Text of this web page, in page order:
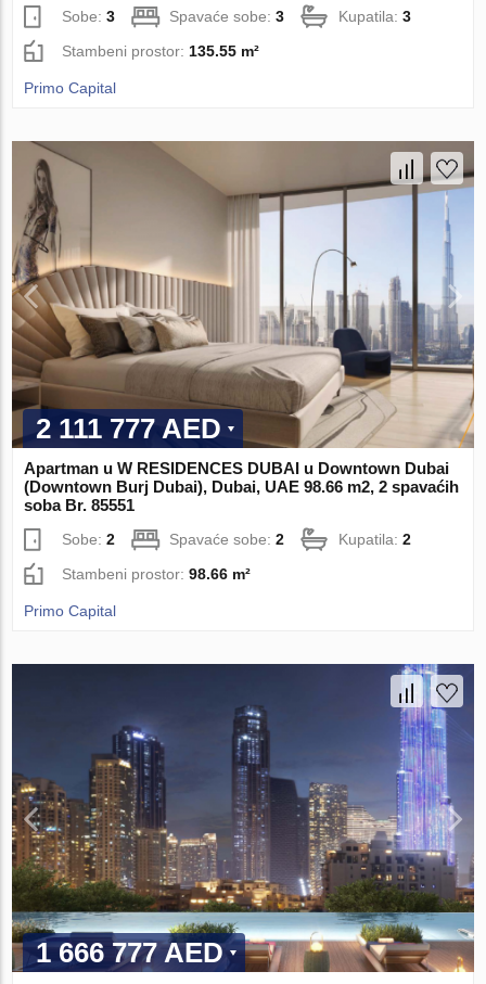
Sobe:3 Spavaće sobe:3 Kupatila:3
Stambeni prostor: 135.55 m²
Primo Capital
2 111 777 AED
Apartman u W RESIDENCES DUBAI u Downtown Dubai
(Downtown Burj Dubai), Dubai, UAE 98.66 m2, 2 spavaćih
soba Br. 85551
Sobe:2 Spavaće sobe:2 Kupatila:2
Stambeni prostor:98.66 m²
Primo Capital
1 666 777 AED